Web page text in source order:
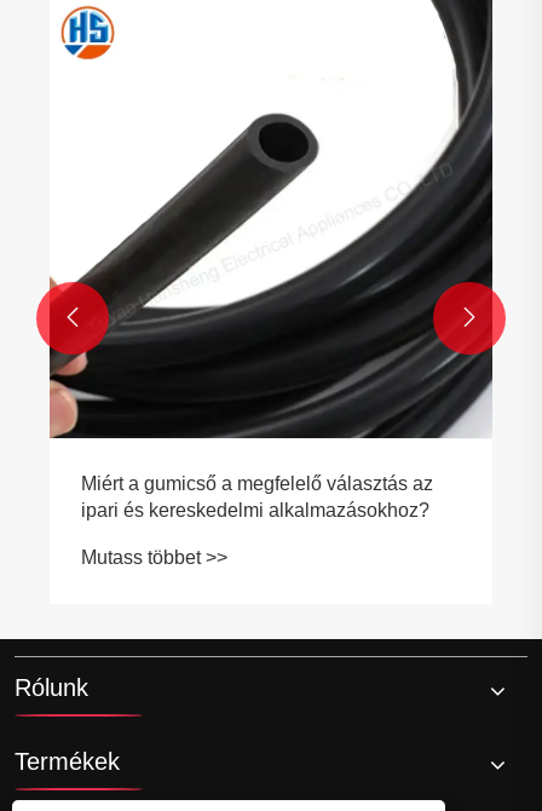
Mutass többet >>
 
Rólunk
Termékek